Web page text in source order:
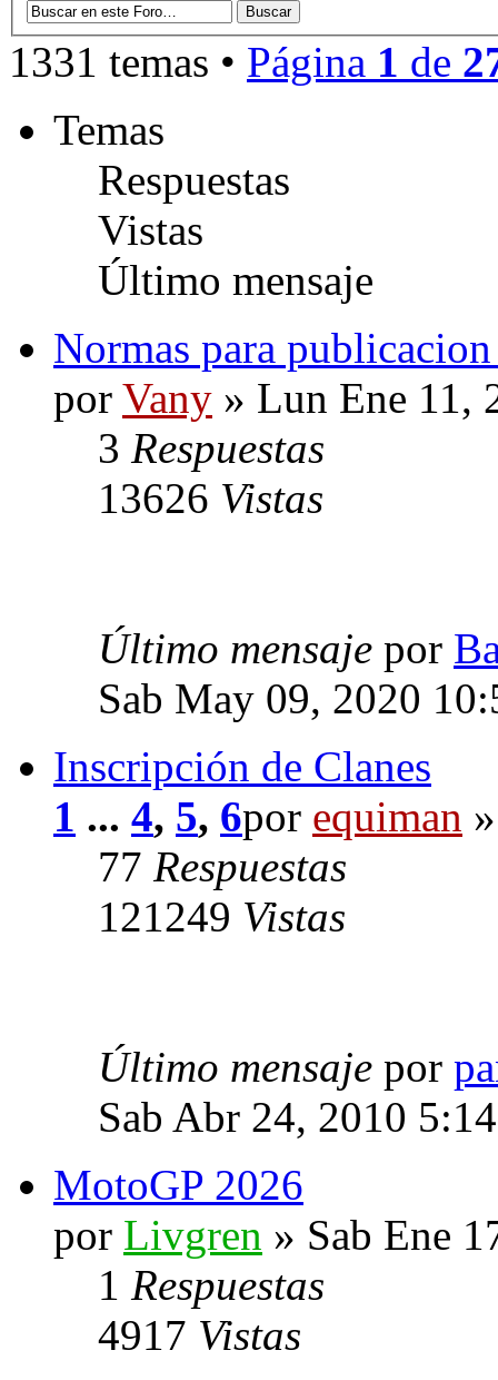
1331 temas • Página 1 de
Temas
Respuestas
Vistas
Último mensaje
Normas para
por Vany » Lun Ene 11,
3 Respuestas
13626 Vistas
Último mensaje por
Sab May 09, 2020
Inscripción de Clanes
1 ... 4, 5, 6por equiman
77 Respuestas
121249 Vistas
Último mensaje por
Sab Abr 24, 2010
MotoGP 2026
por Livgren » Sab Ene
1 Respuestas
4917 Vistas